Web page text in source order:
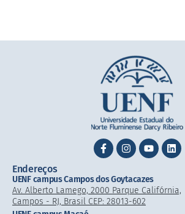
Endereços
UENF campus Campos dos Goytacazes
Av. Alberto Lamego, 2000 Parque Califórnia,
Campos - RJ, Brasil CEP: 28013-602